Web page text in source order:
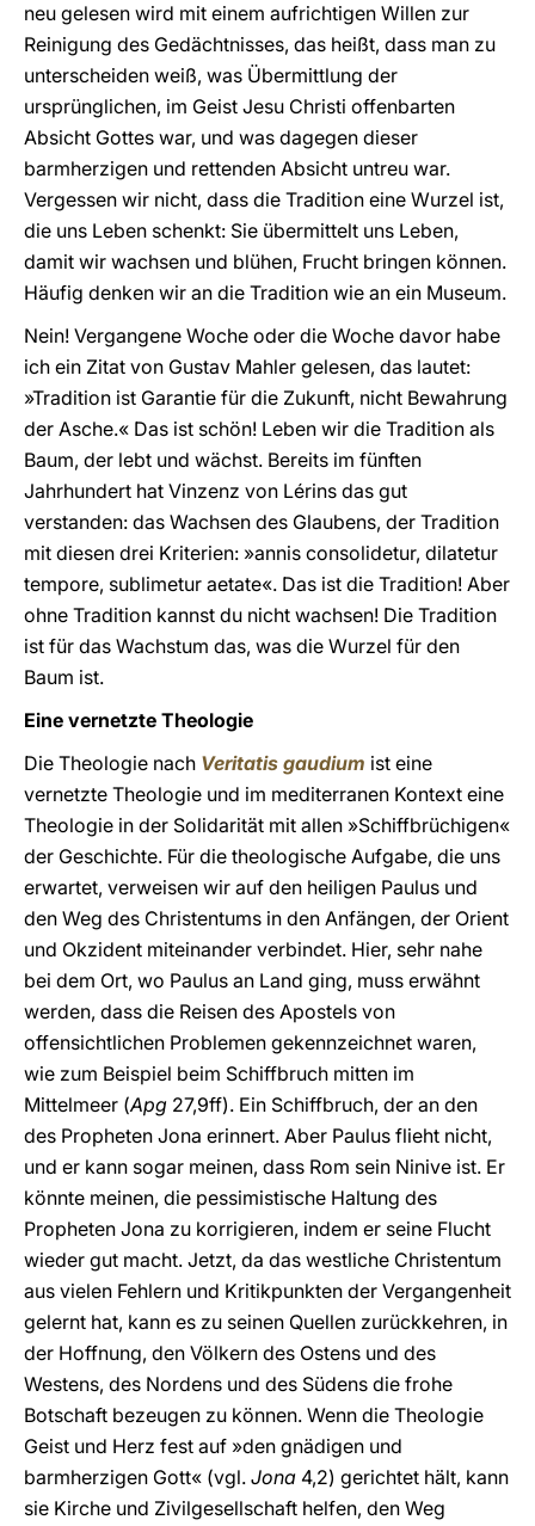
neu gelesen wird mit einem aufrichtigen Willen zur
Reinigung des Gedächtnisses, das heißt, dass man zu
unterscheiden weiß, was Übermittlung der
ursprünglichen, im Geist Jesu Christi offenbarten
Absicht Gottes war, und was dagegen dieser
barmherzigen und rettenden Absicht untreu war.
Vergessen wir nicht, dass die Tradition eine Wurzel ist,
die uns Leben schenkt: Sie übermittelt uns Leben,
damit wir wachsen und blühen, Frucht bringen können.
Häufig denken wir an die Tradition wie an ein Museum.
Nein! Vergangene Woche oder die Woche davor habe
ich ein Zitat von Gustav Mahler gelesen, das lautet:
»Tradition ist Garantie für die Zukunft, nicht Bewahrung
der Asche.« Das ist schön! Leben wir die Tradition als
Baum, der lebt und wächst. Bereits im fünften
Jahrhundert hat Vinzenz von Lérins das gut
verstanden: das Wachsen des Glaubens, der Tradition
mit diesen drei Kriterien: »annis consolidetur, dilatetur
tempore, sublimetur aetate«. Das ist die Tradition! Aber
ohne Tradition kannst du nicht wachsen! Die Tradition
ist für das Wachstum das, was die Wurzel für den
Baum ist.
Eine vernetzte Theologie
Die Theologie nach Veritatis gaudium ist eine
vernetzte Theologie und im mediterranen Kontext eine
Theologie in der Solidarität mit allen »Schiffbrüchigen«
der Geschichte. Für die theologische Aufgabe, die uns
erwartet, verweisen wir auf den heiligen Paulus und
den Weg des Christentums in den Anfängen, der Orient
und Okzident miteinander verbindet. Hier, sehr nahe
bei dem Ort, wo Paulus an Land ging, muss erwähnt
werden, dass die Reisen des Apostels von
offensichtlichen Problemen gekennzeichnet waren,
wie zum Beispiel beim Schiffbruch mitten im
Mittelmeer (Apg 27,9ff). Ein Schiffbruch, der an den
des Propheten Jona erinnert. Aber Paulus flieht nicht,
und er kann sogar meinen, dass Rom sein Ninive ist. Er
könnte meinen, die pessimistische Haltung des
Propheten Jona zu korrigieren, indem er seine Flucht
wieder gut macht. Jetzt, da das westliche Christentum
aus vielen Fehlern und Kritikpunkten der Vergangenheit
gelernt hat, kann es zu seinen Quellen zurückkehren, in
der Hoffnung, den Völkern des Ostens und des
Westens, des Nordens und des Südens die frohe
Botschaft bezeugen zu können. Wenn die Theologie
Geist und Herz fest auf »den gnädigen und
barmherzigen Gott« (vgl. Jona 4,2) gerichtet hält, kann
sie Kirche und Zivilgesellschaft helfen, den Weg